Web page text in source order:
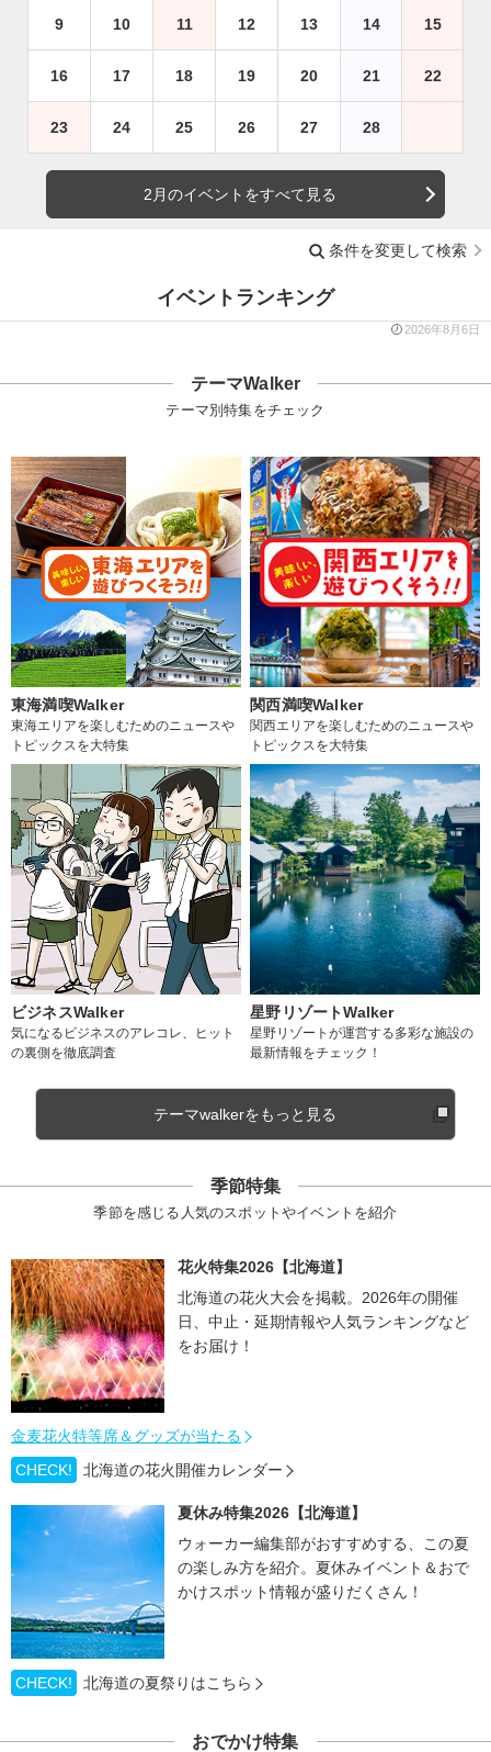
9 10 11 12 13 14 15
16 17 18 19 20 21 22
23 24 25 26 27 28
2月のイベントをすべて見る
条件を変更して検索
イベントランキング
2026年8月6日
テーマWalker
テーマ別特集をチェック
東海満喫Walker
東海エリアを楽しむためのニュースや
トピックスを大特集
関西満喫Walker
関西エリアを楽しむためのニュースや
トピックスを大特集
ビジネスWalker
気になるビジネスのアレコレ、ヒット
の裏側を徹底調査
星野リゾートWalker
星野リゾートが運営する多彩な施設の
最新情報をチェック！
テーマwalkerをもっと見る
季節特集
季節を感じる人気のスポットやイベントを紹介
花火特集2026【北海道】
北海道の花火大会を掲載。2026年の開催
日、中止・延期情報や人気ランキングなど
をお届け！
金麦花火特等席＆グッズが当たる
CHECK!
北海道の花火開催カレンダー
夏休み特集2026【北海道】
ウォーカー編集部がおすすめする、この夏
の楽しみ方を紹介。夏休みイベント＆おで
かけスポット情報が盛りだくさん！
CHECK! 北海道の夏祭りはこちら
おでかけ特集